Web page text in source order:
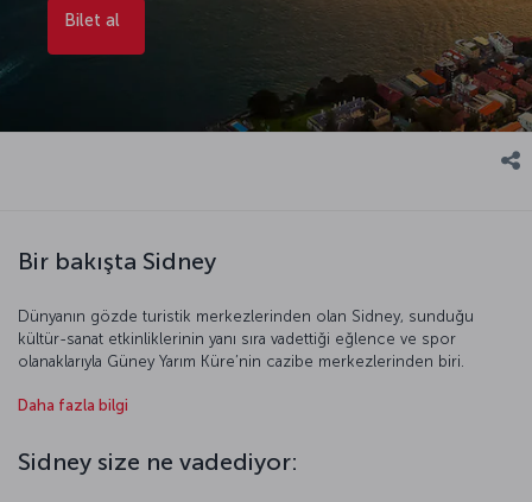
Bilet al
Bir bakışta Sidney
Dünyanın gözde turistik merkezlerinden olan Sidney, sunduğu
kültür-sanat etkinliklerinin yanı sıra vadettiği eğlence ve spor
olanaklarıyla Güney Yarım Küre’nin cazibe merkezlerinden biri.
andıran Sidney Opera Binası, dünyanın en popüler sahillerinden
gibi pek çok etkileyici mekâna ev sahipliği yapan kentte zaman
oldukça hızlı akıyor. Dört mevsim güneşli ve ılıman bir iklime sahip
Daha fazla bilgi
Sidney size ne vadediyor: